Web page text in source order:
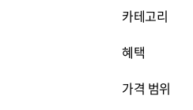
카테고리
혜택
가격 범위